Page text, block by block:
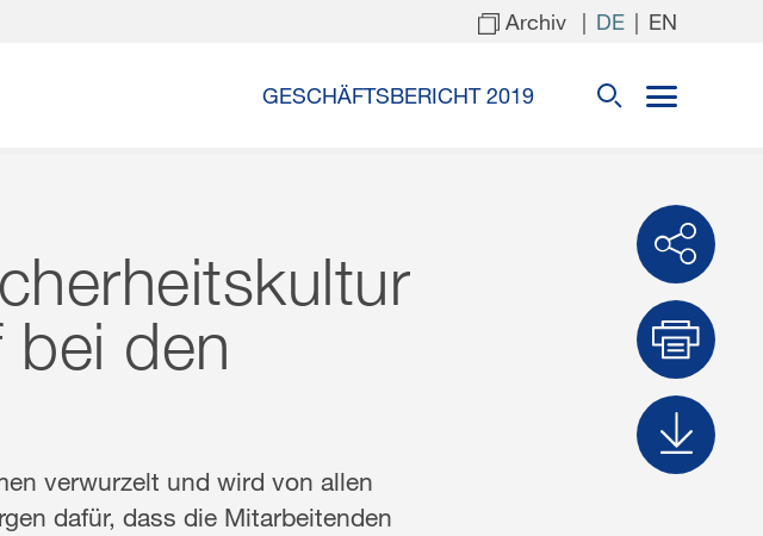
Archiv DE EN
GESCHÄFTSBERICHT 2019
den
verwurzelt und wird von allen
dafür, dass die Mitarbeitenden